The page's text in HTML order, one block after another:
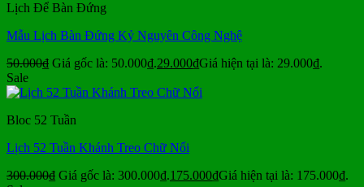
Lịch Để Bàn Đứng
Mẫu Lịch Bàn Đứng Kỷ Nguyên Công Nghệ
50.000₫ Giá gốc là: 50.000₫.29.000₫Giá hiện tại là: 29.000₫.
Sale
Bloc 52 Tuần
Lịch 52 Tuần Khánh Treo Chữ Nổi
300.000₫ Giá gốc là: 300.000₫.175.000₫Giá hiện tại là: 175.000₫.